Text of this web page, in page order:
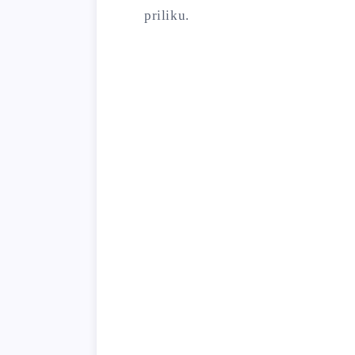
priliku.